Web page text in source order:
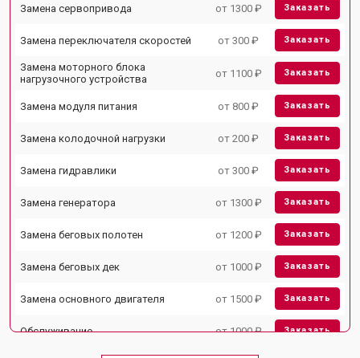
Замена сервопривода от 1300 ₽ Заказать
Замена переключателя скоростей от 300 ₽ Заказать
Замена моторного блока
нагрузочного устройства
от 1100 ₽ Заказать
Замена модуля питания от 800 ₽ Заказать
Замена колодочной нагрузки от 200 ₽ Заказать
Замена гидравлики от 300 ₽ Заказать
Замена генератора от 1300 ₽ Заказать
Замена беговых полотен от 1200 ₽ Заказать
Замена беговых дек от 1000 ₽ Заказать
Замена основного двигателя от 1500 ₽ Заказать
Обслуживание от 1000 ₽ Заказать